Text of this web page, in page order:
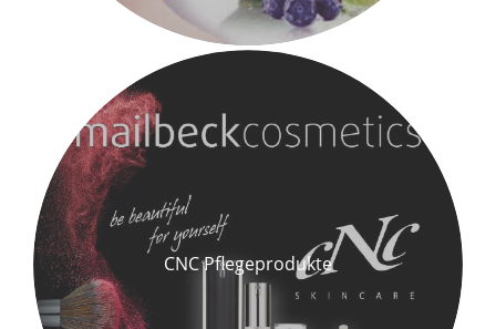
CNC Pflegeprodukte